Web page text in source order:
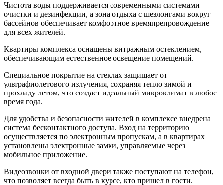
Чистота воды поддерживается современными системами
очистки и дезинфекции, а зона отдыха с шезлонгами вокруг
бассейнов обеспечивает комфортное времяпрепровождение
для всех жителей.
Квартиры комплекса оснащены витражным остеклением,
обеспечивающим естественное освещение помещений.
Специальное покрытие на стеклах защищает от
ультрафиолетового излучения, сохраняя тепло зимой и
прохладу летом, что создает идеальный микроклимат в любое
время года.
Для удобства и безопасности жителей в комплексе внедрена
система бесконтактного доступа. Вход на территорию
осуществляется по электронным пропускам, а в квартирах
установлены электронные замки, управляемые через
мобильное приложение.
Видеозвонки от входной двери также поступают на телефон,
что позволяет всегда быть в курсе, кто пришел в гости.